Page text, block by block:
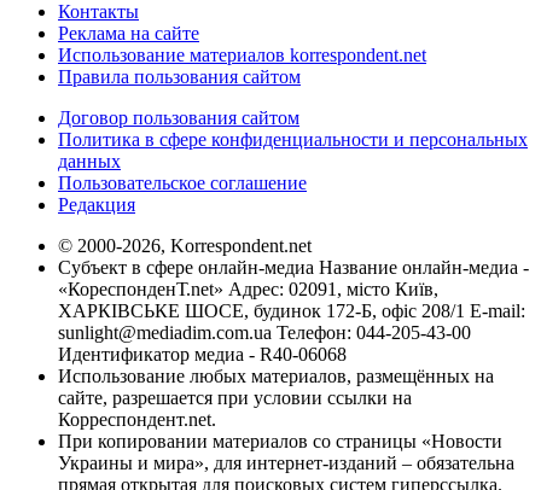
Контакты
Реклама на сайте
Использование материалов korrespondent.net
Правила пользования сайтом
Договор пользования сайтом
Политика в сфере конфиденциальности и персональных
данных
Пользовательское соглашение
Редакция
© 2000-2026, Korrespondent.net
Субъект в сфере онлайн-медиа Название онлайн-медиа -
«КореспонденТ.net» Адрес: 02091, місто Київ,
ХАРКІВСЬКЕ ШОСЕ, будинок 172-Б, офіс 208/1 E-mail:
sunlight@mediadim.com.ua Телефон: 044-205-43-00
Идентификатор медиа - R40-06068
Использование любых материалов, размещённых на
сайте, разрешается при условии ссылки на
Корреспондент.net.
При копировании материалов со страницы «Новости
Украины и мира», для интернет-изданий – обязательна
прямая открытая для поисковых систем гиперссылка.